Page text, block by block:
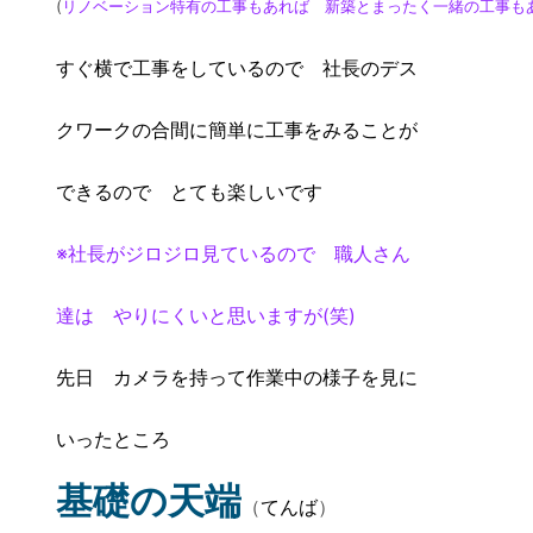
( リノベーション特有の工事もあれば 新築とまったく一緒の工事も
すぐ横で工事をしているので 社長のデス
クワークの合間に簡単に工事をみることが
できるので とても楽しいです
※社長がジロジロ見ているので 職人さん
達は やりにくいと思いますが(笑)
先日 カメラを持って作業中の様子を見に
いったところ
基礎の天端 （てんば）